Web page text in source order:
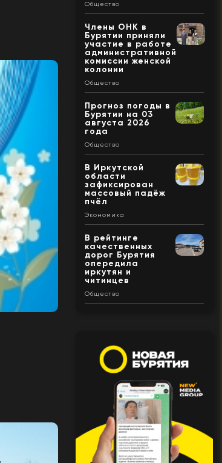
Общество
Члены ОНК в
Бурятии приняли
участие в работе
административной
комиссии женской
колонии
Общество
Прогноз погоды в
Бурятии на 03
августа 2026
года
Общество
В Иркутской
области
зафиксирован
массовый падёж
пчёл
Экономика
В рейтинге
качественных
дорог Бурятия
опередила
иркутян и
читинцев
Общество